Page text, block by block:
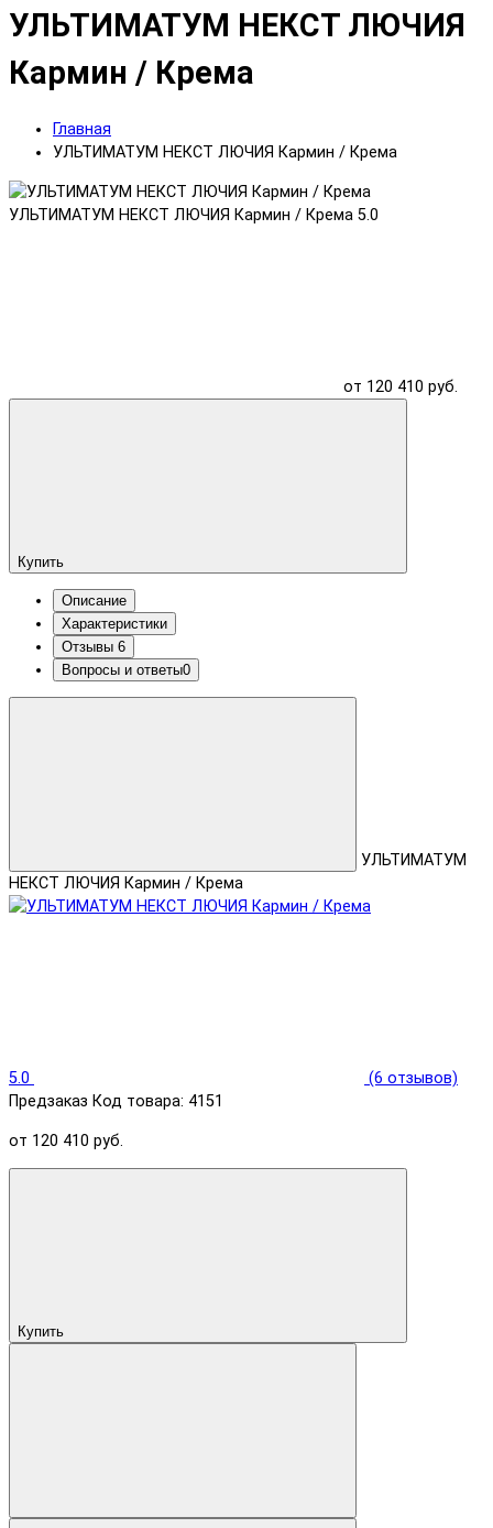
УЛЬТИМАТУМ НЕКСТ ЛЮЧИЯ
Кармин / Крема
Главная
УЛЬТИМАТУМ НЕКСТ ЛЮЧИЯ Кармин / Крема
УЛЬТИМАТУМ НЕКСТ ЛЮЧИЯ Кармин / Крема 5.0
от 120 410 руб.
Купить
Описание
Характеристики
Отзывы 6
Вопросы и ответы0
УЛЬТИМАТУМ
НЕКСТ ЛЮЧИЯ Кармин / Крема
5.0
(6 отзывов)
Предзаказ Код товара: 4151
от 120 410 руб.
Купить